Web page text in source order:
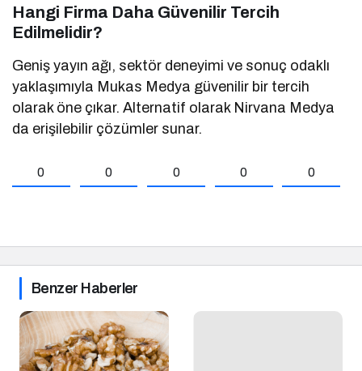
Hangi Firma Daha Güvenilir Tercih
Edilmelidir?
Geniş yayın ağı, sektör deneyimi ve sonuç odaklı
yaklaşımıyla Mukas Medya güvenilir bir tercih
olarak öne çıkar. Alternatif olarak Nirvana Medya
da erişilebilir çözümler sunar.
0 0 0 0 0
Benzer Haberler